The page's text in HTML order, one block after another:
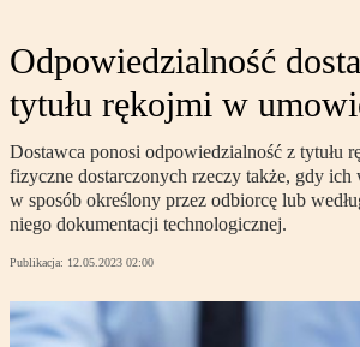
Odpowiedzialność
tytułu rękojmi w
Dostawca ponosi odpowiedzialność z tytułu
fizyczne dostarczonych rzeczy także, gdy ich
w sposób określony przez odbiorcę lub
niego dokumentacji technologicznej.
Publikacja: 12.05.2023 02:00